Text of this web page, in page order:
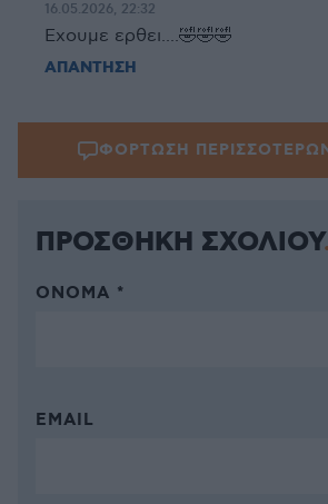
16.05.2026, 22:32
Exουμε ερθει....🤣🤣🤣
ΑΠΑΝΤΗΣΗ
ΦΟΡΤΩΣΗ
ΠΡΟΣΘΗΚΗ ΣΧΟΛΙΟΥ
ΌΝΟΜΑ *
EMAIL